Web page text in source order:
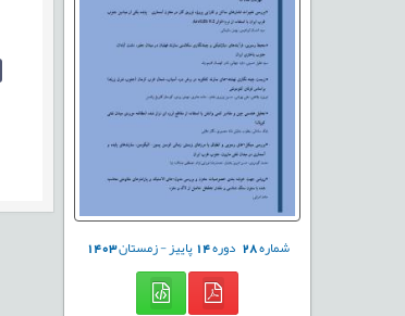
شماره28 دوره14پاییز - زمستان1403